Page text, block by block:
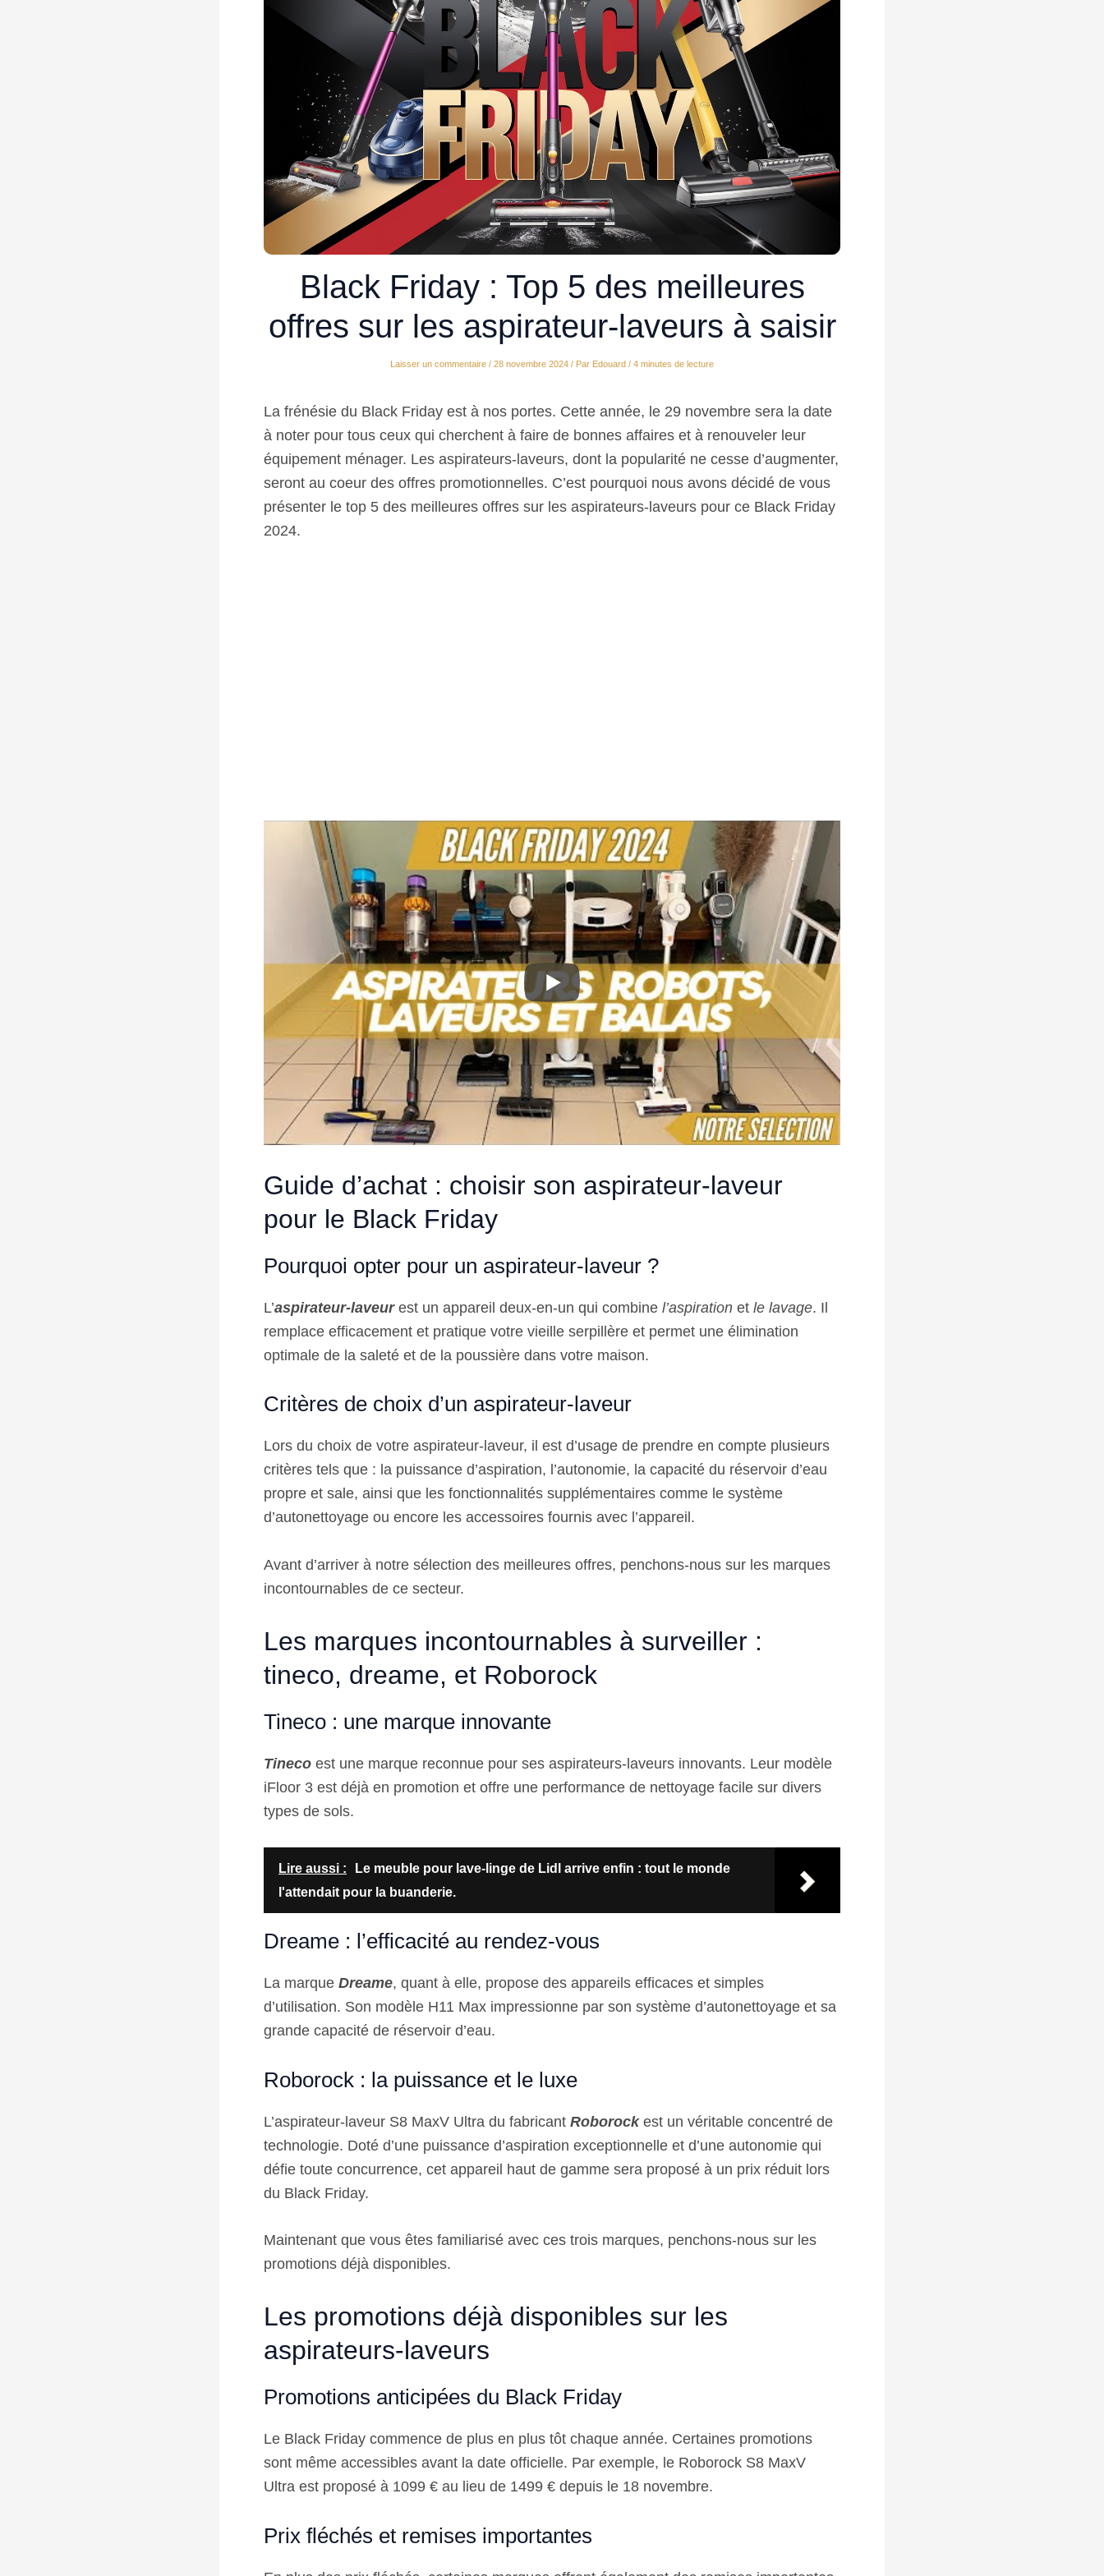
Black Friday : Top 5 des meilleures
offres sur les aspirateur-laveurs à saisir
Laisser un commentaire / 28 novembre 2024 / Par Edouard / 4 minutes de lecture
La frénésie du Black Friday est à nos portes. Cette année, le 29 novembre sera la date
à noter pour tous ceux qui cherchent à faire de bonnes affaires et à renouveler leur
équipement ménager. Les aspirateurs-laveurs, dont la popularité ne cesse d’augmenter,
seront au coeur des offres promotionnelles. C’est pourquoi nous avons décidé de vous
présenter le top 5 des meilleures offres sur les aspirateurs-laveurs pour ce Black Friday
2024.
Guide d’achat : choisir son aspirateur-laveur
pour le Black Friday
Pourquoi opter pour un aspirateur-laveur ?
L’aspirateur-laveurest un appareil deux-en-un qui combine l’aspiration et le lavage. Il
remplace efficacement et pratique votre vieille serpillère et permet une élimination
optimale de la saleté et de la poussière dans votre maison.
Critères de choix d’un aspirateur-laveur
Lors du choix de votre aspirateur-laveur, il est d’usage de prendre en compte plusieurs
critères tels que : la puissance d’aspiration, l’autonomie, la capacité du réservoir d’eau
propre et sale, ainsi que les fonctionnalités supplémentaires comme le système
d’autonettoyage ou encore les accessoires fournis avec l’appareil.
Avant d’arriver à notre sélection des meilleures offres, penchons-nous sur les marques
incontournables de ce secteur.
Les marques incontournables à surveiller :
tineco, dreame, et Roborock
Tineco : une marque innovante
Tineco est une marque reconnue pour ses aspirateurs-laveurs innovants. Leur modèle
iFloor 3 est déjà en promotion et offre une performance de nettoyage facile sur divers
types de sols.
Lire aussi :
Le meuble pour lave-linge de Lidl arrive enfin : tout le monde
l'attendait pour la buanderie.
Dreame : l’efficacité au rendez-vous
La marque Dreame, quant à elle, propose des appareils efficaces et simples
d’utilisation. Son modèle H11 Max impressionne par son système d’autonettoyage et sa
grande capacité de réservoir d’eau.
Roborock : la puissance et le luxe
L’aspirateur-laveur S8 MaxV Ultra du fabricant Roborockest un véritable concentré de
technologie. Doté d’une puissance d’aspiration exceptionnelle et d’une autonomie qui
défie toute concurrence, cet appareil haut de gamme sera proposé à un prix réduit lors
du Black Friday.
Maintenant que vous êtes familiarisé avec ces trois marques, penchons-nous sur les
promotions déjà disponibles.
Les promotions déjà disponibles sur les
aspirateurs-laveurs
Promotions anticipées du Black Friday
Le Black Friday commence de plus en plus tôt chaque année. Certaines promotions
sont même accessibles avant la date officielle. Par exemple, le Roborock S8 MaxV
Ultra est proposé à 1099 € au lieu de 1499 € depuis le 18 novembre.
Prix fléchés et remises importantes